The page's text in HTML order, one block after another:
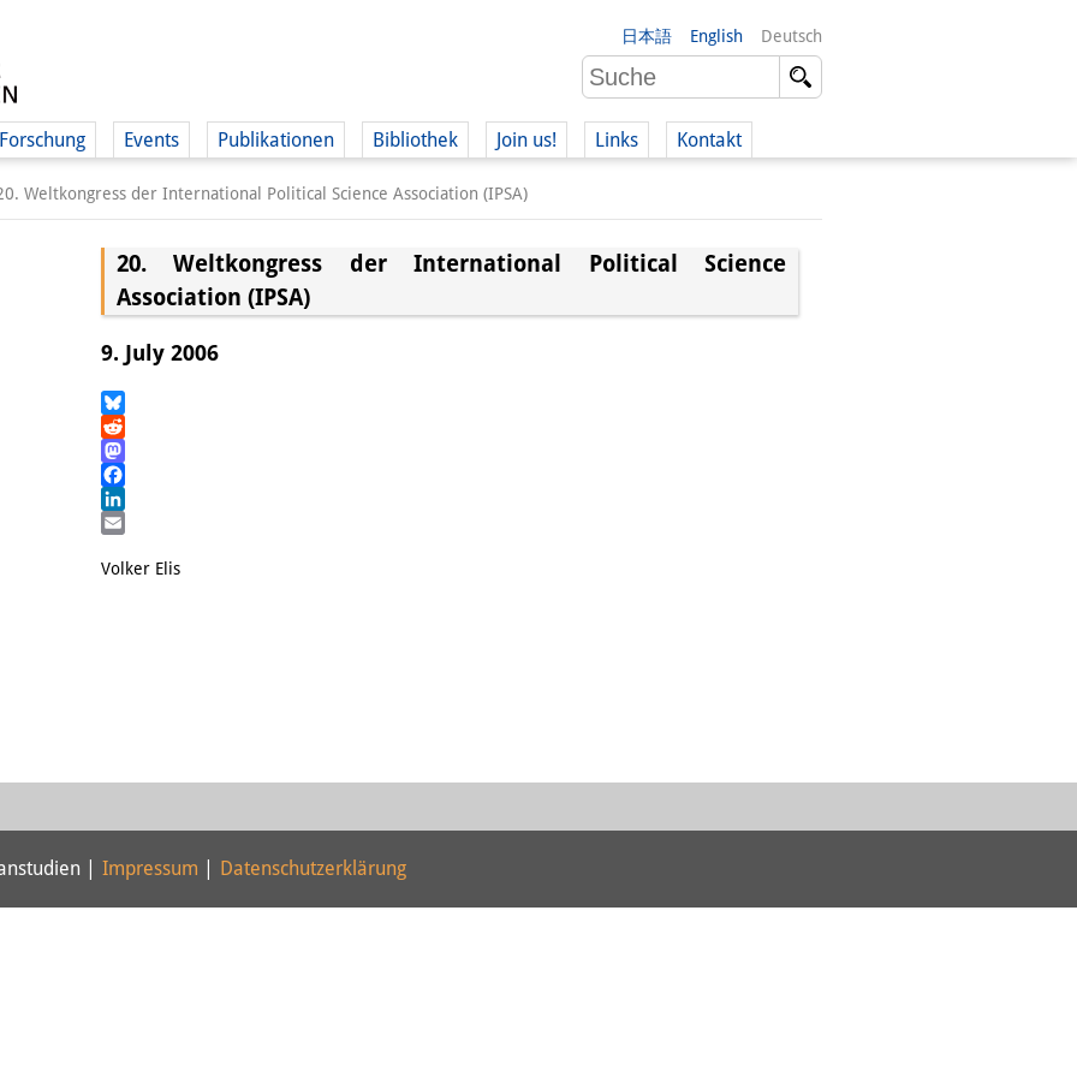
日本語 English Deutsch
Forschung Events Publikationen Bibliothek Join us! Links Kontakt
Weltkongress der International Political Science Association (IPSA)
20. Weltkongress der International Political Science
Association (IPSA)
9. July 2006
Bluesky
Reddit
Mastodon
Facebook
LinkedIn
Volker Elis
| Impressum Datenschutzerklärung